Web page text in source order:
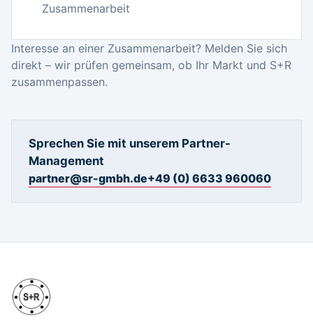
Zusammenarbeit
Interesse an einer Zusammenarbeit? Melden Sie sich
direkt – wir prüfen gemeinsam, ob Ihr Markt und S+R
zusammenpassen.
Sprechen Sie mit unserem Partner-
Management
partner@sr-gmbh.de+49 (0) 6633 960060